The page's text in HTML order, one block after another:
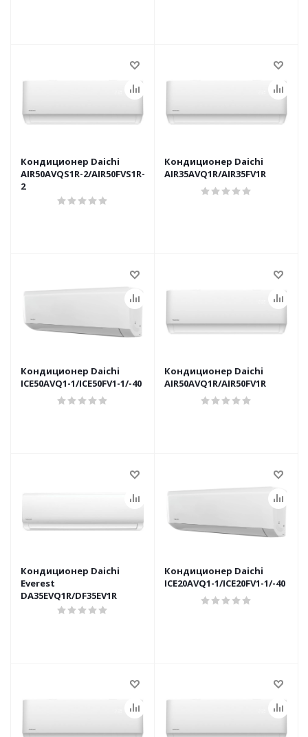
Кондиционер Daichi
AIR50AVQS1R-2/AIR50FVS1R-
2
Кондиционер Daichi
AIR35AVQ1R/AIR35FV1R
Кондиционер Daichi
ICE50AVQ1-1/ICE50FV1-1/-40
Кондиционер Daichi
AIR50AVQ1R/AIR50FV1R
Кондиционер Daichi
Everest
DA35EVQ1R/DF35EV1R
Кондиционер Daichi
ICE20AVQ1-1/ICE20FV1-1/-40